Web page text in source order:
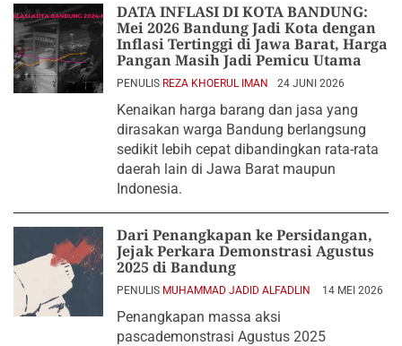
DATA INFLASI DI KOTA BANDUNG:
Mei 2026 Bandung Jadi Kota dengan
Inflasi Tertinggi di Jawa Barat, Harga
Pangan Masih Jadi Pemicu Utama
PENULIS REZA KHOERUL IMAN 24 JUNI 2026
Kenaikan harga barang dan jasa yang
dirasakan warga Bandung berlangsung
sedikit lebih cepat dibandingkan rata-rata
daerah lain di Jawa Barat maupun
Indonesia.
Dari Penangkapan ke Persidangan,
Jejak Perkara Demonstrasi Agustus
2025 di Bandung
PENULIS MUHAMMAD JADID ALFADLIN 14 MEI 2026
Penangkapan massa aksi
pascademonstrasi Agustus 2025